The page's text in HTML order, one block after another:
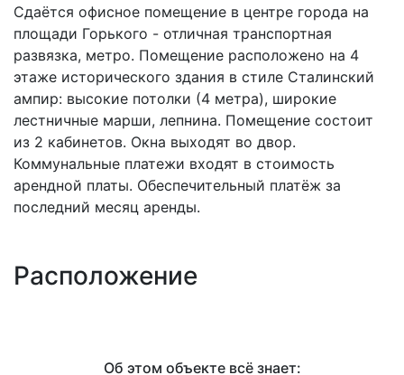
Сдаётся офисное помещение в центре города на
площади Горького - отличная транспортная
развязка, метро. Помещение расположено на 4
этаже исторического здания в стиле Сталинский
ампир: высокие потолки (4 метра), широкие
лестничные марши, лепнина. Помещение состоит
из 2 кабинетов. Окна выходят во двор.
Коммунальные платежи входят в стоимость
арендной платы. Обеспечительный платёж за
последний месяц аренды.
Расположение
Об этом объекте всё знает: